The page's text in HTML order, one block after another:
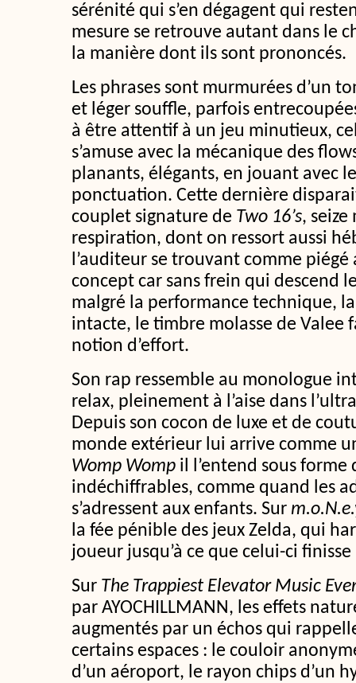
sérénité qui s’en dégagent qui
mesure se retrouve autant dans le
la manière dont ils sont prononcés.
Les phrases sont murmurées d’un
et léger souffle, parfois
à être attentif à un jeu minutieux,
s’amuse avec la mécanique des
planants, élégants, en jouant avec
ponctuation. Cette dernière
couplet signature de Two 16’s, seize
respiration, dont on ressort aussi
l’auditeur se trouvant comme piégé
concept car sans frein qui descend
malgré la performance technique,
intacte, le timbre molasse de Valee
notion d’effort.
Son rap ressemble au monologue
relax, pleinement à l’aise dans
Depuis son cocon de luxe et de
monde extérieur lui arrive comme
Womp Womp il l’entend sous forme
indéchiffrables, comme quand les
s’adressent aux enfants. Sur
la fée pénible des jeux Zelda, qui
joueur jusqu’à ce que celui-ci
Sur The Trappiest Elevator Music
par AYOCHILLMANN, les effets
augmentés par un échos qui
certains espaces : le couloir
d’un aéroport, le rayon chips d’un